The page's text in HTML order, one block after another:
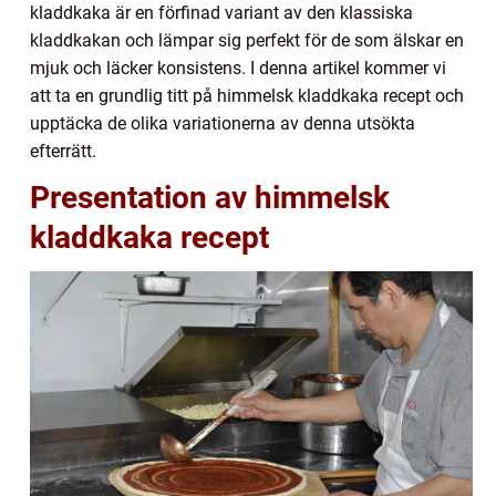
kladdkaka är en förfinad variant av den klassiska
kladdkakan och lämpar sig perfekt för de som älskar en
mjuk och läcker konsistens. I denna artikel kommer vi
att ta en grundlig titt på himmelsk kladdkaka recept och
upptäcka de olika variationerna av denna utsökta
efterrätt.
Presentation av himmelsk
kladdkaka recept